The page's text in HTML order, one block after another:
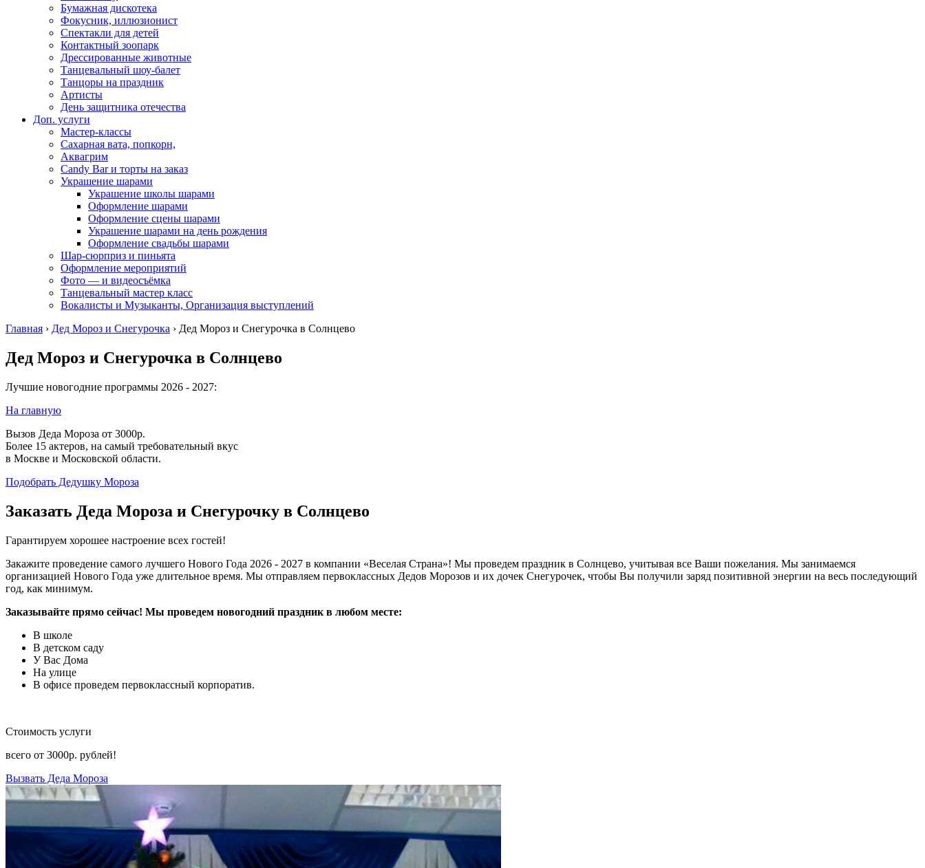
Бумажная дискотека
Фокусник, иллюзионист
Спектакли для детей
Контактный зоопарк
Дрессированные животные
Танцевальный шоу-балет
Танцоры на праздник
Артисты
День защитника отечества
Доп. услуги
Мастер-классы
Сахарная вата, попкорн,
Аквагрим
Candy Bar и торты на заказ
Украшение шарами
Украшение школы шарами
Оформление шарами
Оформление сцены шарами
Украшение шарами на день рождения
Оформление свадьбы шарами
Шар-сюрприз и пиньята
Оформление мероприятий
Фото — и видеосъёмка
Танцевальный мастер класс
Вокалисты и Музыканты, Организация выступлений
Главная › Дед Мороз и Снегурочка › Дед Мороз и Снегурочка в Солнцево
Дед Мороз и Снегурочка в Солнцево
Лучшие новогодние программы 2026 - 2027:
На главную
Вызов Деда Мороза от 3000р.
Более 15 актеров, на самый требовательный вкус
в Москве и Московской области.
Подобрать Дедушку Мороза
Заказать Деда Мороза и Снегурочку в Солнцево
Гарантируем хорошее настроение всех гостей!
Закажите проведение самого лучшего Нового Года 2026 - 2027 в компании «Веселая Страна»! Мы проведем праздник в Солнцево, учитывая все Ваши пожелания. Мы занимаемся
организацией Нового Года уже длительное время. Мы отправляем первоклассных Дедов Морозов и их дочек Снегурочек, чтобы Вы получили заряд позитивной энергии на весь последующий
год, как минимум.
Заказывайте прямо сейчас! Мы проведем новогодний праздник в любом месте:
В школе
В детском саду
У Вас Дома
На улице
В офисе проведем первоклассный корпоратив.
Стоимость услуги
всего от 3000р. рублей!
Вызвать Деда Мороза